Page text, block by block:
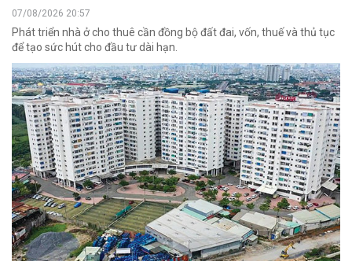
07/08/2026 20:57
Phát triển nhà ở cho thuê cần đồng bộ đất đai, vốn, thuế và thủ tục
để tạo sức hút cho đầu tư dài hạn.